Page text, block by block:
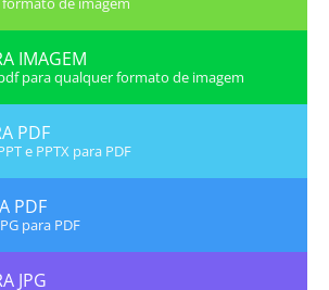
IMAGEM
para qualquer formato de imagem
PDF
e PPTX para PDF
PDF
para PDF
JPG